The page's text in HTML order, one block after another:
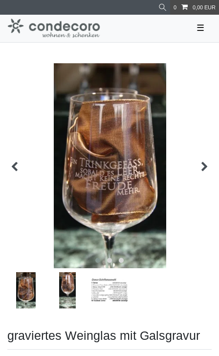
0 0,00 EUR
☰
graviertes Weinglas mit Galsgravur